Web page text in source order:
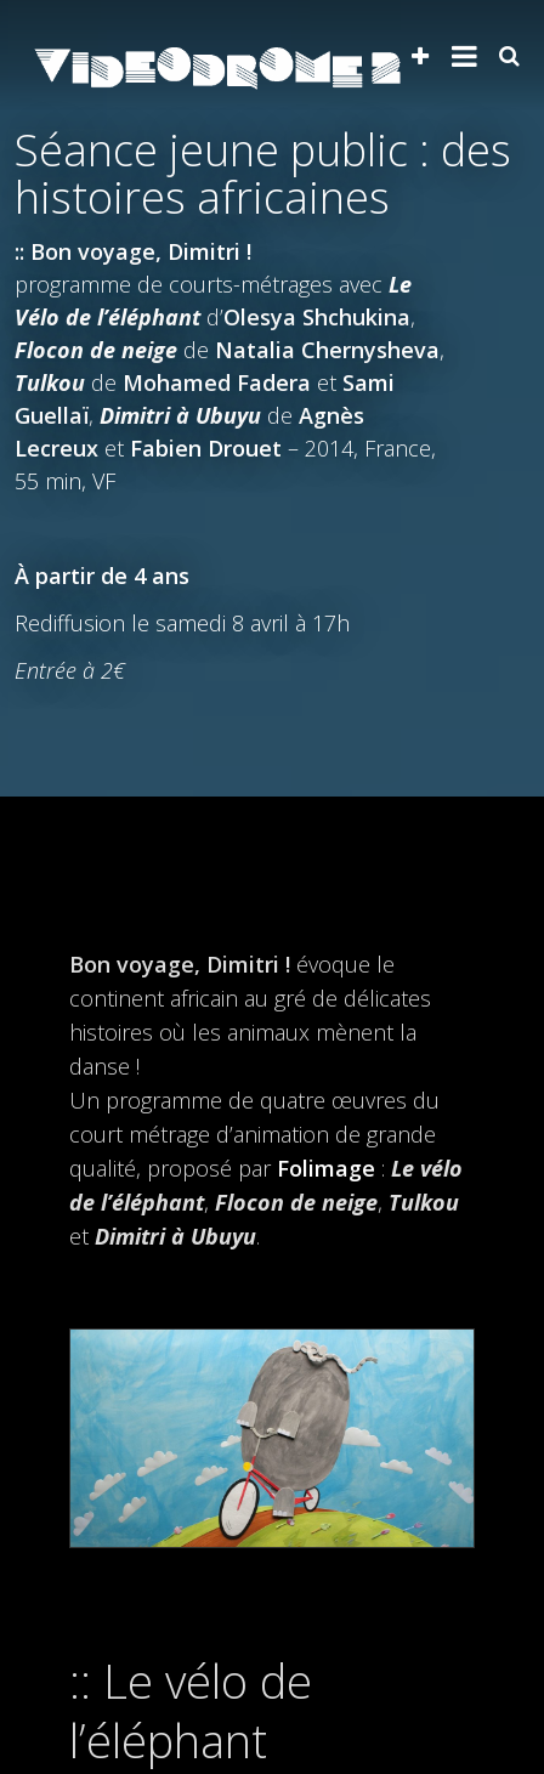
Séance jeune public : des
histoires africaines
:: Bon voyage, Dimitri !
programme de courts-métrages avec Le
Vélo de l’éléphantd’Olesya Shchukina,
Flocon de neige de Natalia Chernysheva,
Tulkou de Mohamed Fadera et Sami
Guellaï, Dimitri à Ubuyu de Agnès
Lecreux et Fabien Drouet – 2014, France,
55 min, VF
À partir de 4 ans
Rediffusion le samedi 8 avril à 17h
Entrée à 2€
Bon voyage, Dimitri !évoque le
continent africain au gré de délicates
histoires où les animaux mènent la
danse !
Un programme de quatre œuvres du
court métrage d’animation de grande
qualité, proposé par Folimage : Le vélo
de l’éléphant, Flocon de neige, Tulkou
et Dimitri à Ubuyu.
Le vélo de
l’éléphant